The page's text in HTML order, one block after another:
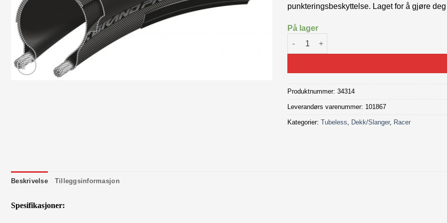
punkteringsbeskyttelse. Laget for å gjøre
På lager
Continental GP 5000 S TR 28-622mm Svart
Produktnummer:34314
Leverandørs varenummer: 101867
Kategorier:Tubeless, Dekk/Slanger, Racer
Beskrivelse Tilleggsinformasjon
Spesifikasjoner: